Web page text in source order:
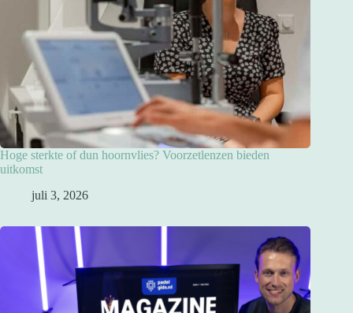
Hoge sterkte of dun hoornvlies? Voorzetlenzen bieden
uitkomst
juli 3, 2026